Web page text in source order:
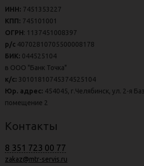
ИНН: 7451353227
КПП: 745101001
ОГРН: 1137451008397
р/с 40702810705500008178
БИК: 044525104
в ООО "Банк Точка"
к/с: 30101810745374525104
Юр. адрес: 454045, г.Челябинск, ул. 2-я
помещение 2
Контакты
8 351 723 00 77
zakaz@mtr-servis.ru